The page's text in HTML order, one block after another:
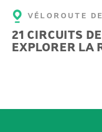
VÉLOROUTE
21 CIRCUITS
EXPLORER LA